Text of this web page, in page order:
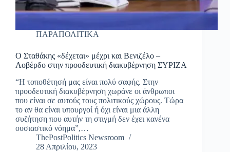
ΠΑΡΑΠΟΛΙΤΙΚΑ
Ο Σταθάκης «δέχεται» μέχρι και Βενιζέλο –
Λοβέρδο στην προοδευτική διακυβέρνηση ΣΥΡΙΖΑ
“Η τοποθέτησή μας είναι πολύ σαφής. Στην
προοδευτική διακυβέρνηση χωράνε οι άνθρωποι
που είναι σε αυτούς τους πολιτικούς χώρους. Τώρα
το αν θα είναι υπουργοί ή όχι είναι μια άλλη
συζήτηση που αυτήν τη στιγμή δεν έχει κανένα
ουσιαστικό νόημα”,…
ThePostPolitics Newsroom
28 Απριλίου, 2023